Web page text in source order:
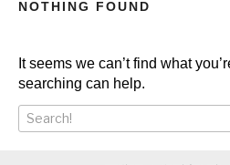
শাহজালাল বিমানবন্দর: ক্যানোপিতে
যুক্তরাষ্ট্র থেকে বিশেষ ফ্লাইটে আরও
পাঠানো হলো
ঢাকার এয়ারফ্রেইটে কোটি টাকার ১০১
হযরত শাহজালাল আন্তর্জাতিক
NOTHING FOUND
It seems we can’t find what
searching can help.
Search
for: